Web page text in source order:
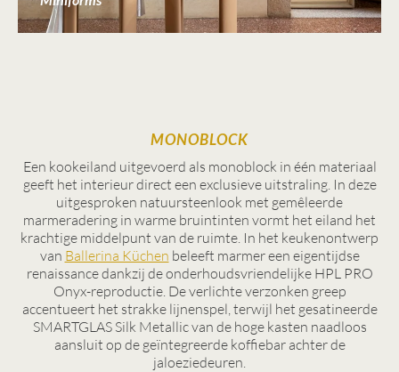
MONOBLOCK
Een kookeiland uitgevoerd als monoblock in één materiaal
geeft het interieur direct een exclusieve uitstraling. In deze
uitgesproken natuursteenlook met gemêleerde
marmeradering in warme bruintinten vormt het eiland het
krachtige middelpunt van de ruimte. In het keukenontwerp
van Ballerina Küchen beleeft marmer een eigentijdse
renaissance dankzij de onderhoudsvriendelijke HPL PRO
Onyx-reproductie. De verlichte verzonken greep
accentueert het strakke lijnenspel, terwijl het gesatineerde
SMARTGLAS Silk Metallic van de hoge kasten naadloos
aansluit op de geïntegreerde koffiebar achter de
jaloeziedeuren.